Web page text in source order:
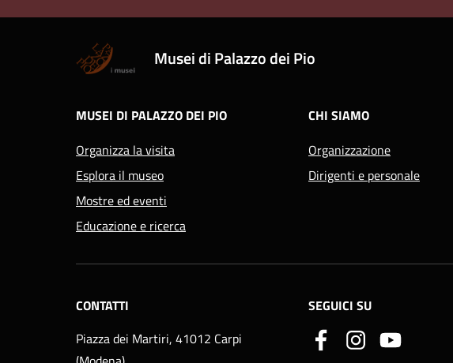
Musei di Palazzo dei Pio
MUSEI DI PALAZZO DEI PIO
Organizza la visita
Esplora il museo
Mostre ed eventi
Educazione e ricerca
CHI SIAMO
Organizzazione
Dirigenti e personale
CONTATTI
Piazza dei Martiri, 41012 Carpi
SEGUICI SU